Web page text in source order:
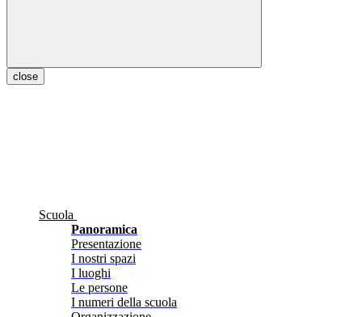
close
Scuola
Panoramica
Presentazione
I nostri spazi
I luoghi
Le persone
I numeri della scuola